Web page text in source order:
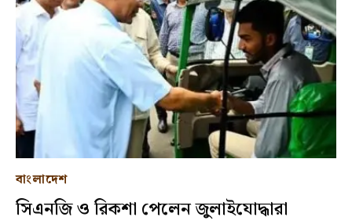
বাংলাদেশ
সিএনজি ও রিকশা পেলেন জুলাইযোদ্ধারা